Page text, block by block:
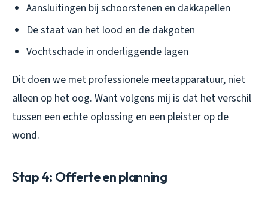
Aansluitingen bij schoorstenen en dakkapellen
De staat van het lood en de dakgoten
Vochtschade in onderliggende lagen
Dit doen we met professionele meetapparatuur, niet
alleen op het oog. Want volgens mij is dat het verschil
tussen een echte oplossing en een pleister op de
wond.
Stap 4: Offerte en planning